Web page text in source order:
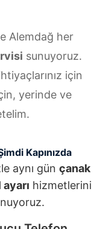
Alemdağ her
sunuyoruz.
için
yerinde ve
Kapınızda
aynı gün çanak
hizmetlerini